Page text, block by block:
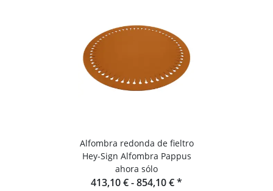
Alfombra redonda de fieltro
Hey-Sign Alfombra Pappus
ahora sólo
413,10 € -854,10 €*